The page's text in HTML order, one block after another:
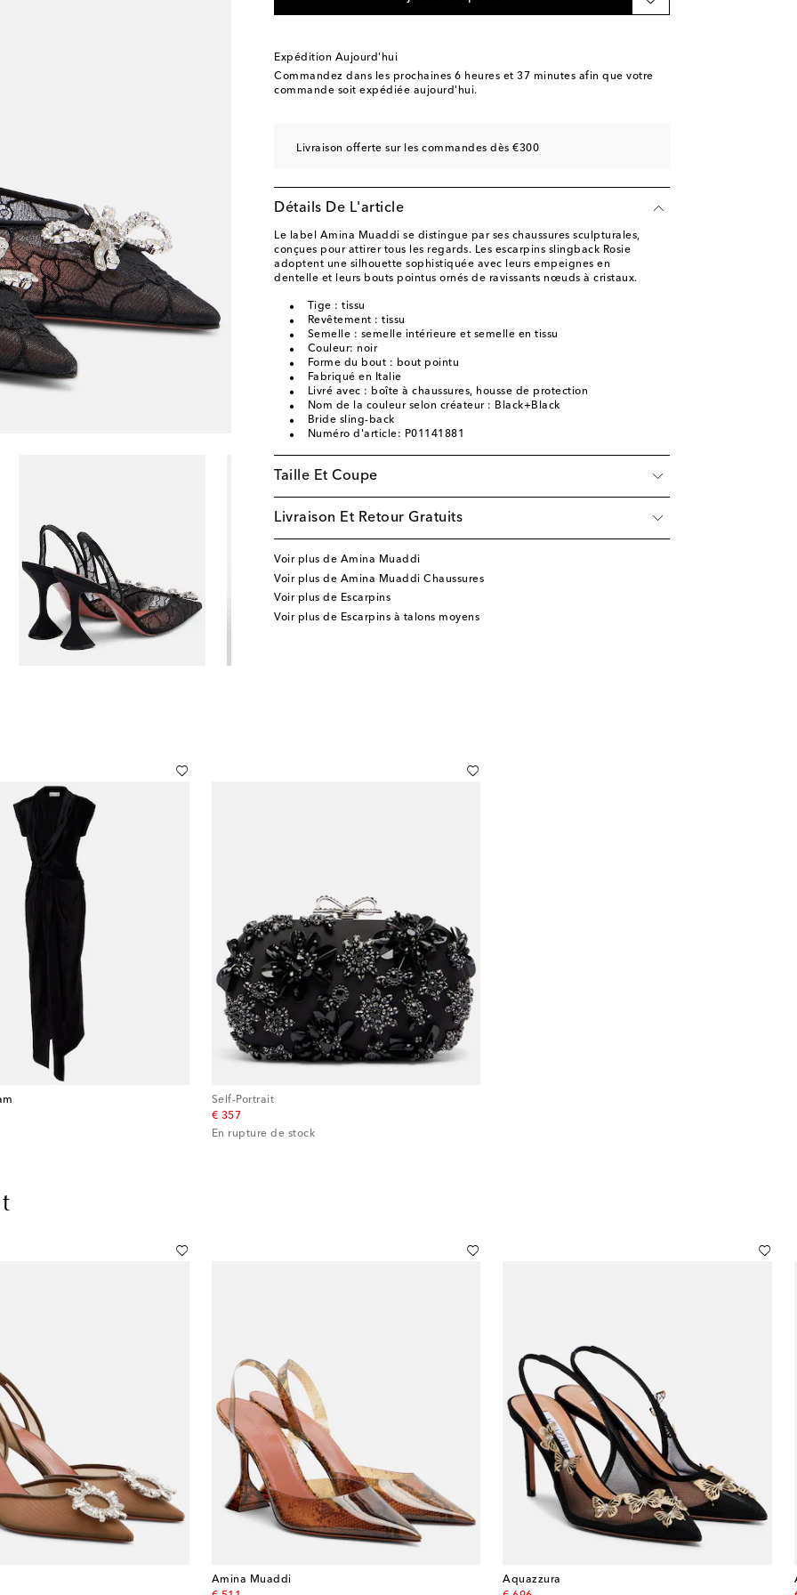
EU 42 Ajouter à la Wishlist
Ajouter à la Wishlist
Expédition Aujourd'hui
Commandez dans les prochaines 6 heures et 37 minutes afin que votre
commande soit expédiée aujourd'hui.
Livraison offerte sur les commandes dès €300
Détails De L'article
Le label Amina Muaddi se distingue par ses chaussures sculpturales,
conçues pour attirer tous les regards. Les escarpins slingback Rosie
adoptent une silhouette sophistiquée avec leurs empeignes en
dentelle et leurs bouts pointus ornés de ravissants nœuds à cristaux.
Tige : tissu
Revêtement : tissu
Semelle : semelle intérieure et semelle en tissu
Couleur: noir
Forme du bout : bout pointu
Fabriqué en Italie
Livré avec : boîte à chaussures, housse de protection
Nom de la couleur selon créateur : Black+Black
Bride sling-back
Numéro d'article: P01141881
Taille Et Coupe
Livraison Et Retour Gratuits
Voir plus de Amina Muaddi
Voir plus de Amina Muaddi Chaussures
Voir plus de Escarpins
Voir plus de Escarpins à talons moyens
Self-Portrait
€ 357
original price
En rupture de stock
Amina Muaddi
Aquazzura